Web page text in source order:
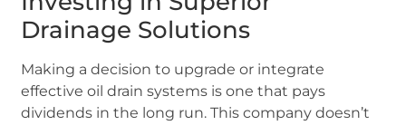
Drainage Solutions
Making a decision to upgrade or integrate
effective oil drain systems is one that pays
dividends in the long run. This company doesn’t